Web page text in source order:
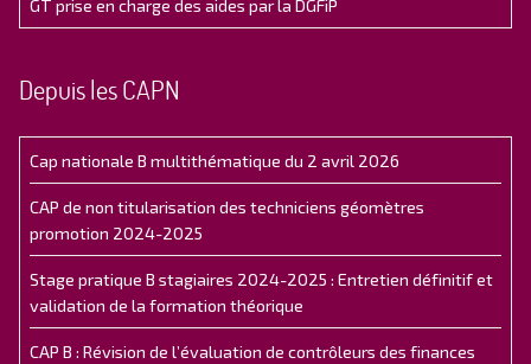
GT prise en charge des aides par la DGFiP
Depuis les CAPN
Cap nationale B multithématique du 2 avril 2026
CAP de non titularisation des techniciens géomètres
promotion 2024-2025
Stage pratique B stagiaires 2024-2025 : Entretien définitif et
validation de la formation théorique
CAP B : Révision de l’évaluation de contrôleurs des finances